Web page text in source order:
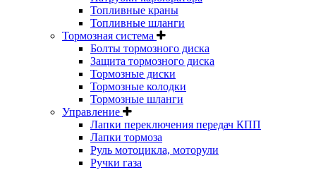
Топливные краны
Топливные шланги
Тормозная система
Болты тормозного диска
Защита тормозного диска
Тормозные диски
Тормозные колодки
Тормозные шланги
Управление
Лапки переключения передач КПП
Лапки тормоза
Руль мотоцикла, моторули
Ручки газа